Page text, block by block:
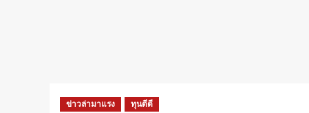
ข่าวล่ามาแรง ทุนดีดี